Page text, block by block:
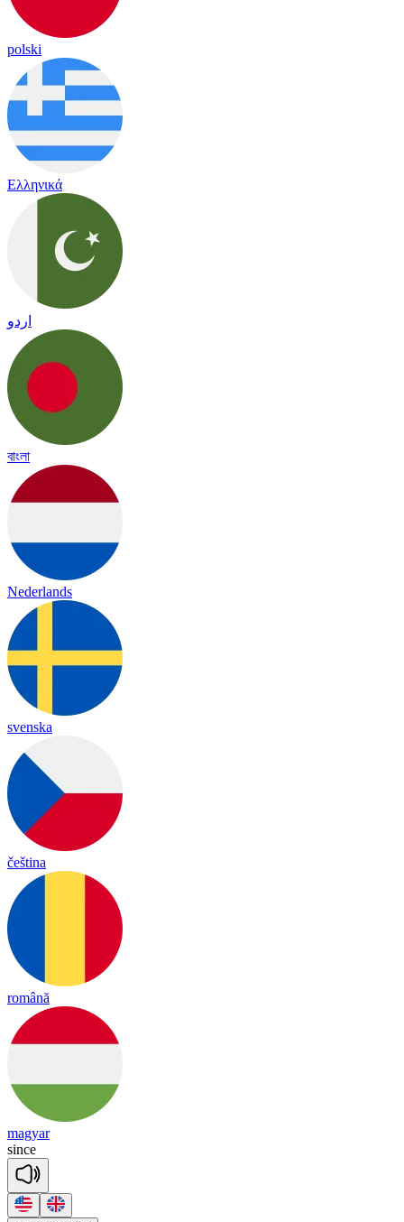
polski
Ελληνικά
اردو
বাংলা
Nederlands
svenska
čeština
română
magyar
since